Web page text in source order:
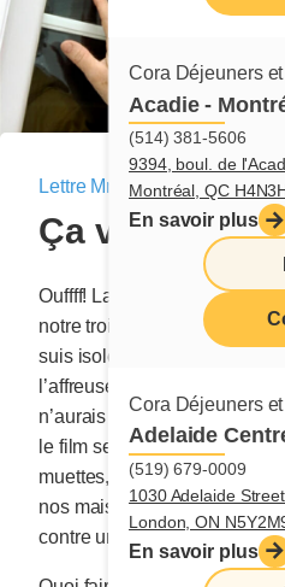
Cora Déjeuners
Acadie -
(514) 381-5606
9394, boul. de
Montréal, QC
En savoir plus
Cora Déjeuners
Adelaide
(519) 679-0009
1030 Adelaide
London, ON
En savoir plus
Lettre Mme Cora|1 avril
Ça va bien
Ouffff! La plupart d'entre
notre troisième semaine de
suis isolée, prudente et
l’affreuse propagation du
n’aurais cru qu’un tel drame
le film se joue dans nos rues
muettes, dans nos
nos maisons transformées
contre un ennemi